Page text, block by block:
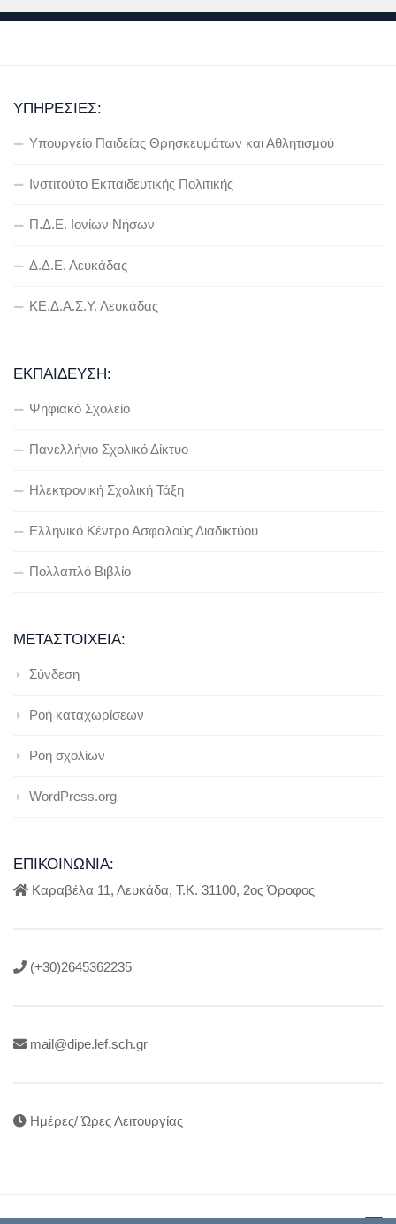
ΥΠΗΡΕΣΊΕΣ:
Υπουργείο Παιδείας Θρησκευμάτων και Αθλητισμού
Ινστιτούτο Εκπαιδευτικής Πολιτικής
Π.Δ.Ε. Ιονίων Νήσων
Δ.Δ.Ε. Λευκάδας
ΚΕ.Δ.Α.Σ.Υ. Λευκάδας
ΕΚΠΑΊΔΕΥΣΗ:
Ψηφιακό Σχολείο
Πανελλήνιο Σχολικό Δίκτυο
Ηλεκτρονική Σχολική Τάξη
Ελληνικό Κέντρο Ασφαλούς Διαδικτύου
Πολλαπλό Βιβλίο
ΜΕΤΑΣΤΟΙΧΕΊΑ:
Σύνδεση
Ροή καταχωρίσεων
Ροή σχολίων
WordPress.org
ΕΠΙΚΟΙΝΩΝΊΑ:
Καραβέλα 11, Λευκάδα, Τ.Κ. 31100, 2ος Όροφος
(+30)2645362235
mail@dipe.lef.sch.gr
Ημέρες/ Ώρες Λειτουργίας